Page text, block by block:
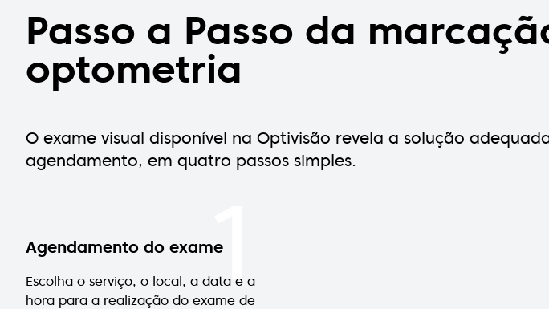
Passo a Passo da
optometria
O exame visual disponível na Optivisão revela a solução
agendamento, em quatro passos simples.
Agendamento do exame
Escolha o serviço, o local, a data e a
hora para a realização do exame de
1